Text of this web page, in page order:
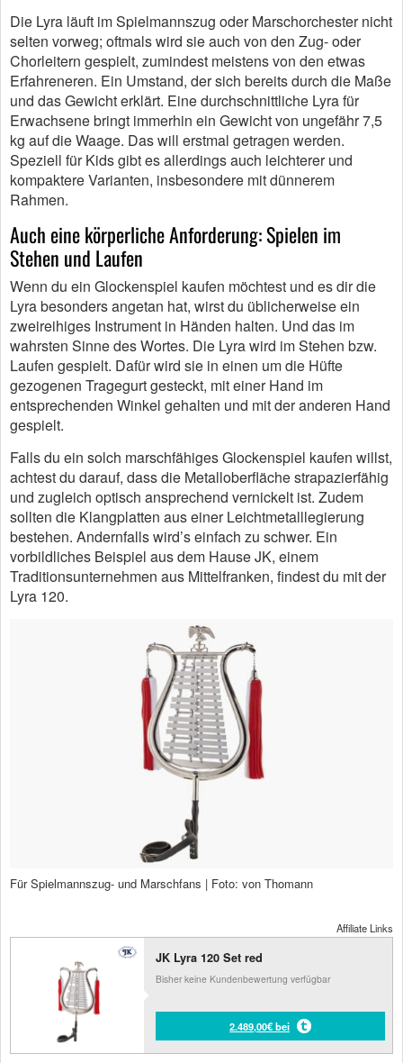
Die Lyra läuft im Spielmannszug oder Marschorchester nicht
selten vorweg; oftmals wird sie auch von den Zug- oder
Chorleitern gespielt, zumindest meistens von den etwas
Erfahreneren. Ein Umstand, der sich bereits durch die Maße
und das Gewicht erklärt. Eine durchschnittliche Lyra für
Erwachsene bringt immerhin ein Gewicht von ungefähr 7,5
kg auf die Waage. Das will erstmal getragen werden.
Speziell für Kids gibt es allerdings auch leichterer und
kompaktere Varianten, insbesondere mit dünnerem
Rahmen.
Auch eine körperliche Anforderung: Spielen im
Stehen und Laufen
Wenn du ein Glockenspiel kaufen möchtest und es dir die
Lyra besonders angetan hat, wirst du üblicherweise ein
zweireihiges Instrument in Händen halten. Und das im
wahrsten Sinne des Wortes. Die Lyra wird im Stehen bzw.
Laufen gespielt. Dafür wird sie in einen um die Hüfte
gezogenen Tragegurt gesteckt, mit einer Hand im
entsprechenden Winkel gehalten und mit der anderen Hand
gespielt.
Falls du ein solch marschfähiges Glockenspiel kaufen willst,
achtest du darauf, dass die Metalloberfläche strapazierfähig
und zugleich optisch ansprechend vernickelt ist. Zudem
sollten die Klangplatten aus einer Leichtmetalllegierung
bestehen. Andernfalls wird’s einfach zu schwer. Ein
vorbildliches Beispiel aus dem Hause JK, einem
Traditionsunternehmen aus Mittelfranken, findest du mit der
Lyra 120.
Für Spielmannszug- und Marschfans | Foto: von Thomann
Affiliate Links
JK Lyra 120 Set red
Bisher keine Kundenbewertung verfügbar
2.489,00€ bei